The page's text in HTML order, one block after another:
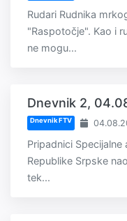
Rudari Rudnika
"Raspotočje". Kao i
ne mogu...
Dnevnik 2,
Dnevnik FTV
Pripadnici
Republike Srpske
tek...